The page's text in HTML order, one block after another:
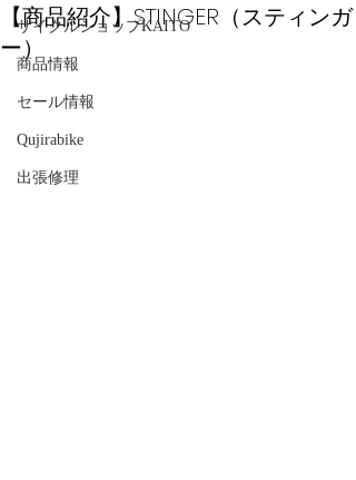
サイクルショップKAITO
商品情報
セール情報
Qujirabike
出張修理
【商品紹介】STINGER（スティンガ
ー）